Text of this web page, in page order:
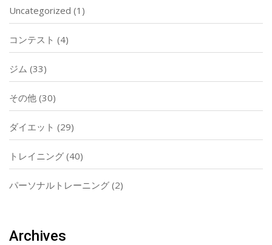
Uncategorized (1)
コンテスト (4)
ジム (33)
その他 (30)
ダイエット (29)
トレイニング (40)
パーソナルトレーニング (2)
Archives